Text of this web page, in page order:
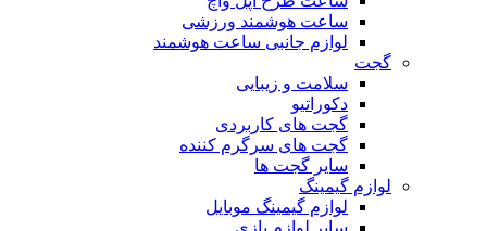
ساعت هوشمند ورزشی
لوازم جانبی ساعت هوشمند
گجت
سلامت و زیبایی
دکوراتیو
گجت های کاربردی
گجت های سرگرم کننده
سایر گجت ها
لوازم گیمینگ
لوازم گیمینگ موبایل
سایر لوازم بازی